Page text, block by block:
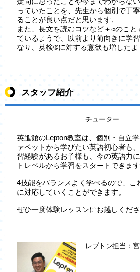
っていたことを、先生から個別で丁
ることが良い点だと思います。
また、長文を読むコツなど＋αのこと
ているようで、以前より前向きに学
なり、英検®に対する意欲も増したよ
スタッフ紹介
チューター
英進館のLepton教室は、個別・自立
ァベットから学びたい英語初心者も
習経験があるお子様も、今の英語力
トレベルから学習をスタートできます
4技能をバランスよく学べるので、こ
に対応していくことができます。
ぜひ一度体験レッスンにお越しくださ
レプトン担当：